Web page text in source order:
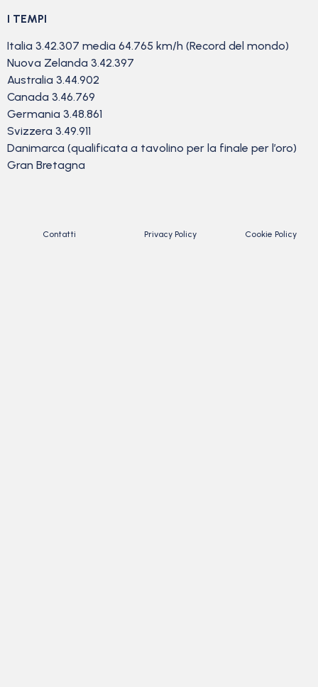
I TEMPI
Italia 3.42.307 media 64.765 km/h (Record del mondo)
Nuova Zelanda 3.42.397
Australia 3.44.902
Canada 3.46.769
Germania 3.48.861
Svizzera 3.49.911
Danimarca (qualificata a tavolino per la finale per l’oro)
Gran Bretagna
Contatti Privacy Policy Cookie Policy